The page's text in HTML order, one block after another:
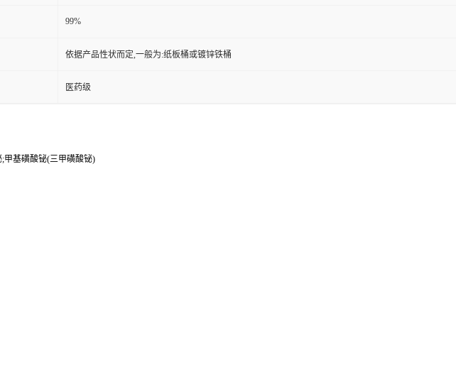
99%
依据产品性状而定,一般为:纸板桶或镀锌铁桶
医药级
甲基磺酸铋(三甲磺酸铋)